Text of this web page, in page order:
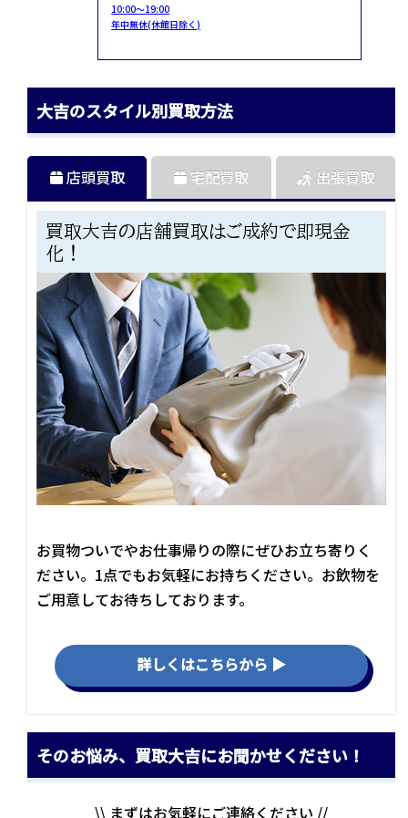
10:00～19:00
年中無休(休館日除く)
大吉のスタイル別買取方法
店頭買取
買取大吉の店舗買取はご成約で即現金
化！
お買物ついでやお仕事帰りの際にぜひお立ち寄りく
ださい。1点でもお気軽にお持ちください。お飲物を
ご用意してお待ちしております。
詳しくはこちらから ▶
宅配買取 出張買取
そのお悩み、買取大吉にお聞かせください！